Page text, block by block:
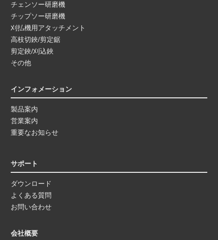
チェンソー研磨機
チップソー研磨機
刈払機用アタッチメント
高枝切鋏/剪定鋸
剪定鋏/刈込鋏
その他
インフォメーション
製品案内
営業案内
重要なお知らせ
サポート
ダウンロード
よくある質問
お問い合わせ
会社概要